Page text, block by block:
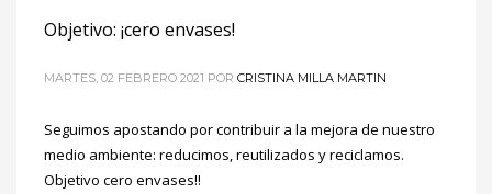
Objetivo: ¡cero envases!
MARTES, 02 FEBRERO 2021 POR CRISTINA MILLA MARTIN
Seguimos apostando por contribuir a la mejora de nuestro
medio ambiente: reducimos, reutilizados y reciclamos.
Objetivo cero envases!!